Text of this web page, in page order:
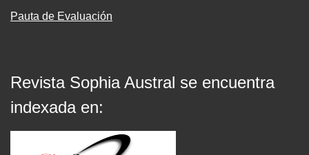
Pauta de Evaluación
Revista Sophia Austral se encuentra
indexada en: